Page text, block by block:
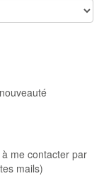
me contacter par
mails)